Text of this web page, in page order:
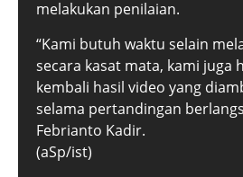
melakukan penilaian.
“Kami butuh waktu selain
secara kasat mata, kami juga
kembali hasil video yang
selama pertandingan
Febrianto Kadir.
(aSp/ist)